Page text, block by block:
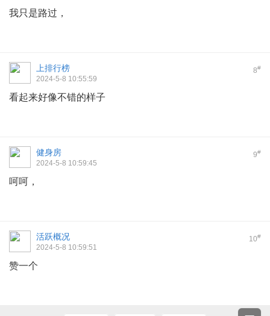
我只是路过，
8#
上排行榜
2024-5-8 10:55:59
看起来好像不错的样子
9#
健身房
2024-5-8 10:59:45
呵呵，
10#
活跃概况
2024-5-8 10:59:51
赞一个